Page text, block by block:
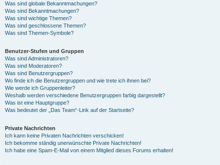
Was sind globale Bekanntmachungen?
Was sind Bekanntmachungen?
Was sind wichtige Themen?
Was sind geschlossene Themen?
Was sind Themen-Symbole?
Benutzer-Stufen und Gruppen
Was sind Administratoren?
Was sind Moderatoren?
Was sind Benutzergruppen?
Wo finde ich die Benutzergruppen und wie trete ich ihnen bei?
Wie werde ich Gruppenleiter?
Weshalb werden verschiedene Benutzergruppen farbig dargestellt?
Was ist eine Hauptgruppe?
Was bedeutet der „Das Team“-Link auf der Startseite?
Private Nachrichten
Ich kann keine Privaten Nachrichten verschicken!
Ich bekomme ständig unerwünschte Private Nachrichten!
Ich habe eine Spam-E-Mail von einem Mitglied dieses Forums erhalten!